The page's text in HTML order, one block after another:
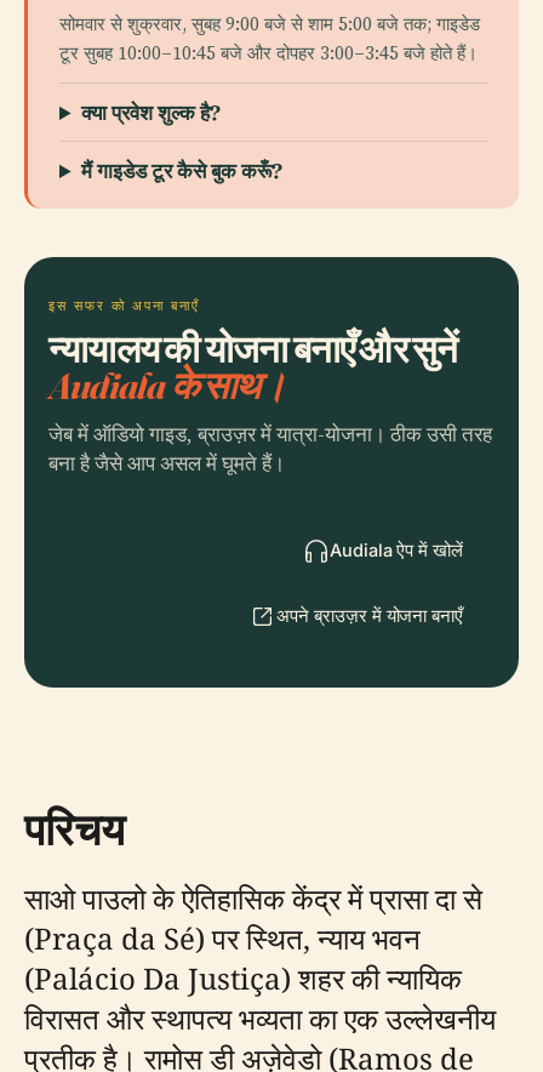
सोमवार से शुक्रवार, सुबह 9:00 बजे से शाम 5:00 बजे तक; गाइडेड
टूर सुबह 10:00–10:45 बजे और दोपहर 3:00–3:45 बजे होते हैं।
क्या प्रवेश शुल्क है?
मैं गाइडेड टूर कैसे बुक करूँ?
इस सफर को अपना बनाएँ
न्यायालय की योजना बनाएँ और सुनें
Audiala के साथ।
जेब में ऑडियो गाइड, ब्राउज़र में यात्रा-योजना। ठीक उसी तरह
बना है जैसे आप असल में घूमते हैं।
Audiala ऐप में खोलें
अपने ब्राउज़र में योजना बनाएँ
परिचय
साओ पाउलो के ऐतिहासिक केंद्र में प्रासा दा से
(Praça da Sé) पर स्थित, न्याय भवन
(Palácio Da Justiça) शहर की न्यायिक
विरासत और स्थापत्य भव्यता का एक उल्लेखनीय
प्रतीक है। रामोस डी अज़ेवेडो (Ramos de